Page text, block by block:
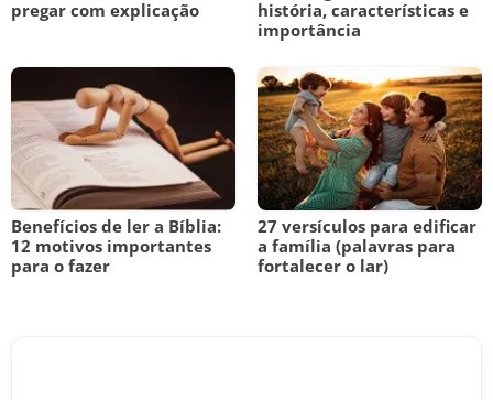
pregar com explicação
história, características e
importância
Benefícios de ler a Bíblia:
12 motivos importantes
para o fazer
27 versículos para edificar
a família (palavras para
fortalecer o lar)